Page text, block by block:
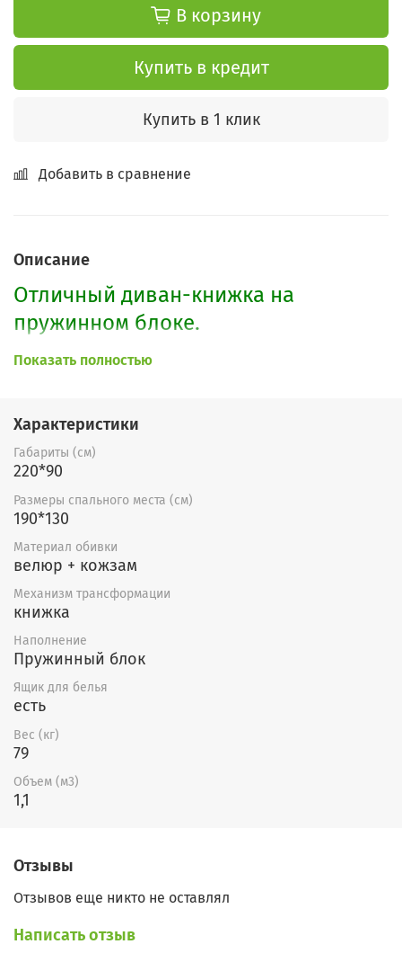
В корзину
Купить в кредит
Купить в 1 клик
Добавить в сравнение
Описание
Отличный диван-книжка на
пружинном блоке.
Имеется большой ящик для белья.
Важная особенность этого дивана -
его ровное спальное место.
По Вашему желанию возможно
изменение габаритов, обивки, форм
подлокотников и наполнения
дивана. Также можно изготовить
кресло к дивану.
Показать полностью
Характеристики
Габариты (см)
220*90
Размеры спального места (см)
190*130
Материал обивки
велюр + кожзам
Механизм трансформации
книжка
Наполнение
Пружинный блок
Ящик для белья
есть
Вес (кг)
79
Объем (м3)
1,1
Отзывы
Отзывов еще никто не оставлял
Написать отзыв